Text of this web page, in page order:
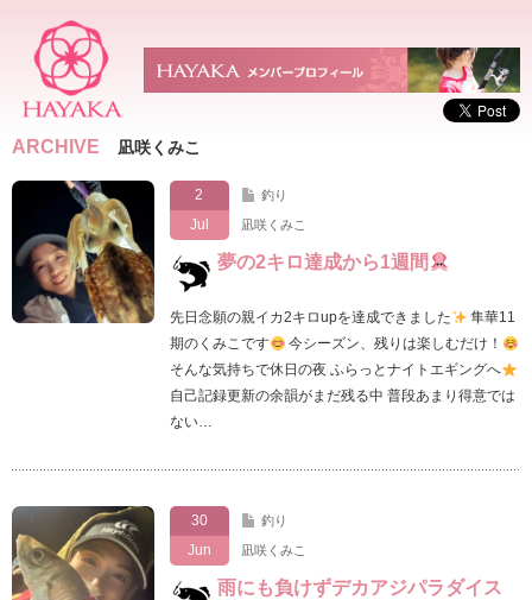
ARCHIVE 凪咲くみこ
2
Jul
釣り
凪咲くみこ
夢の2キロ達成から1週間
先日念願の親イカ2キロupを達成できました
隼華11
期のくみこです
今シーズン、残りは楽しむだけ！
そんな気持ちで休日の夜 ふらっとナイトエギングへ
自己記録更新の余韻がまだ残る中 普段あまり得意では
ない…
30
Jun
釣り
凪咲くみこ
雨にも負けずデカアジパラダイス